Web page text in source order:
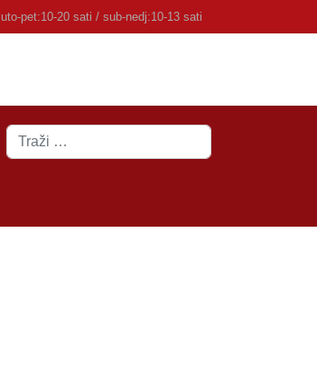
uto-pet:10-20 sati / sub-nedj:10-13 sati
Traži